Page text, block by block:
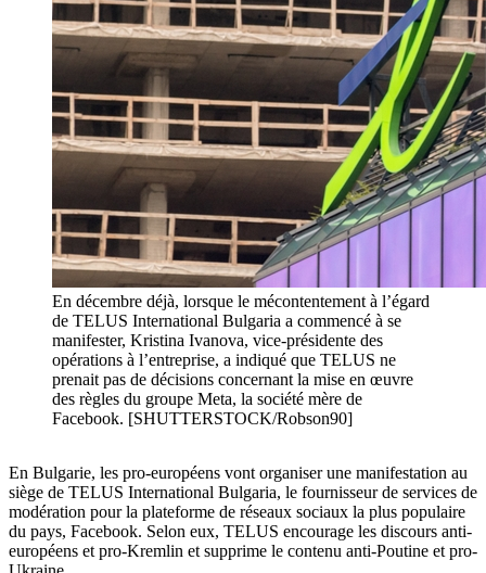
En décembre déjà, lorsque le mécontentement à l’égard
de TELUS International Bulgaria a commencé à se
manifester, Kristina Ivanova, vice-présidente des
opérations à l’entreprise, a indiqué que TELUS ne
prenait pas de décisions concernant la mise en œuvre
des règles du groupe Meta, la société mère de
Facebook. [SHUTTERSTOCK/Robson90]
En Bulgarie, les pro-européens vont organiser une manifestation au
siège de TELUS International Bulgaria, le fournisseur de services de
modération pour la plateforme de réseaux sociaux la plus populaire
du pays, Facebook. Selon eux, TELUS encourage les discours anti-
européens et pro-Kremlin et supprime le contenu anti-Poutine et pro-